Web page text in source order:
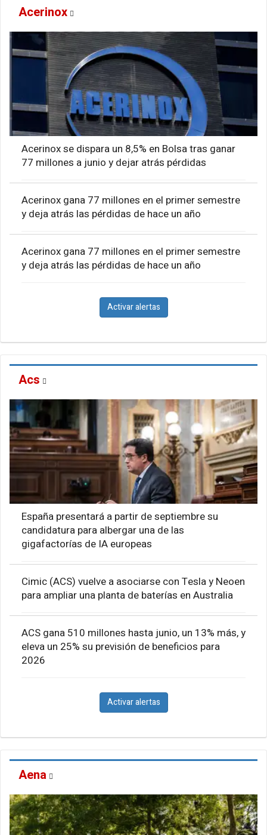
Acerinox
Acerinox se dispara un 8,5% en Bolsa tras ganar
77 millones a junio y dejar atrás pérdidas
Acerinox gana 77 millones en el primer semestre
y deja atrás las pérdidas de hace un año
Acerinox gana 77 millones en el primer semestre
y deja atrás las pérdidas de hace un año
Activar alertas
Acs
España presentará a partir de septiembre su
candidatura para albergar una de las
gigafactorías de IA europeas
Cimic (ACS) vuelve a asociarse con Tesla y Neoen
para ampliar una planta de baterías en Australia
ACS gana 510 millones hasta junio, un 13% más, y
eleva un 25% su previsión de beneficios para
2026
Activar alertas
Aena